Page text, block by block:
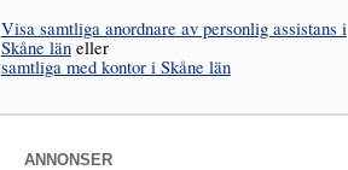
Visa samtliga anordnare av personlig assistans i
Skåne läneller
samtliga med kontor i Skåne län
ANNONSER